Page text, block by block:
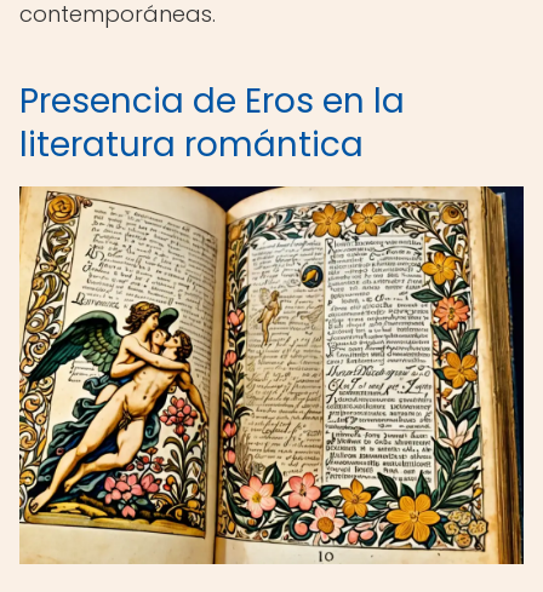
contemporáneas.
Presencia de Eros en la
literatura romántica